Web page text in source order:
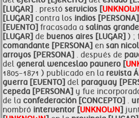
[LUGAR] . prestó servicios [
[LUGAR] contra los indios [PERSONA]
[EVENTO] fracasada a salinas
[LUGAR] de buenos aires [LUGAR] ) ;
comandante [PERSONA] en san
arroyos [PERSONA] . después de
del general wenceslao paunero [
1805-1871 ) publicado en la revista
guerra [EVENTO] del paraguay
cepeda [PERSONA] y fue
de la confederación [CONCEPTO] .
nombró interventor [UNKNOWN]